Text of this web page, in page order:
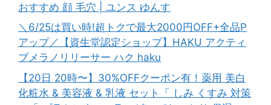
おすすめ 顔 毛穴 | ユンス ゆんす
＼6/25は買い時!超トクで最大2000円OFF+全品P
アップ／【資生堂認定ショップ】HAKU アクティ
ブメラノリリーサー ハク haku
【20日 20時〜】30%OFFクーポン有！薬用 美白
化粧水 & 美容液 & 乳液 セット「 しみ くすみ 対策